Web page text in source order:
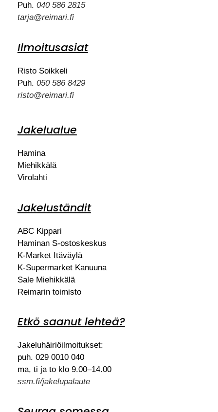
Puh. 040 586 2815
tarja@reimari.fi
Ilmoitusasiat
Risto Soikkeli
Puh. 050 586 8429
risto@reimari.fi
Jakelualue
Hamina
Miehikkälä
Virolahti
Jakeluständit
ABC Kippari
Haminan S-ostoskeskus
K-Market Itäväylä
K-Supermarket Kanuuna
Sale Miehikkälä
Reimarin toimisto
Etkö saanut lehteä?
Jakeluhäiriöilmoitukset:
puh. 029 0010 040
ma, ti ja to klo 9.00–14.00
ssm.fi/jakelupalaute